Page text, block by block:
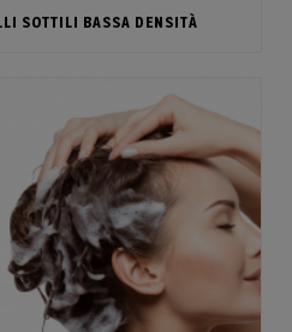
SOTTILI BASSA DENSITÀ